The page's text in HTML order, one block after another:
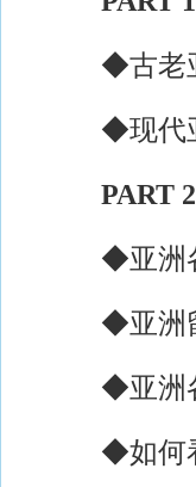
◆古老亚
◆现代亚
PART
◆亚洲各
◆亚洲留
◆亚洲各
◆如何看